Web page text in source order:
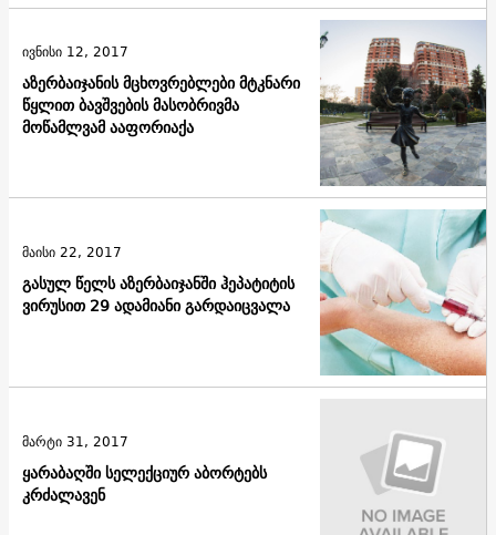
აზერბაიჯანის მცხოვრებლები მტკნარი
წყლით ბავშვების მასობრივმა
მოწამლვამ ააფორიაქა
ივნისი 12, 2017
გასულ წელს აზერბაიჯანში ჰეპატიტის
ვირუსით 29 ადამიანი გარდაიცვალა
მაისი 22, 2017
ყარაბაღში სელექციურ აბორტებს
კრძალავენ
მარტი 31, 2017